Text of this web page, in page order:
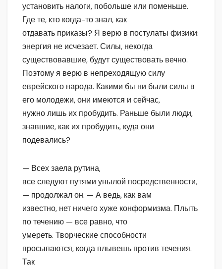
установить налоги, побольше или поменьше.
Где те, кто когда-то знал, как
отдавать приказы? Я верю в постулаты физики:
энергия не исчезает. Силы, некогда
существовавшие, будут существовать вечно.
Поэтому я верю в непреходящую силу
еврейского народа. Какими бы ни были силы в
его молодежи, они имеются и сейчас,
нужно лишь их пробудить. Раньше были люди,
знавшие, как их пробудить, куда они
подевались?
— Всех заела рутина,
все следуют путями унылой посредственности,
— продолжал он. — А ведь, как вам
известно, нет ничего хуже конформизма. Плыть
по течению — все равно, что
умереть. Творческие способности
просыпаются, когда плывешь против течения.
Так